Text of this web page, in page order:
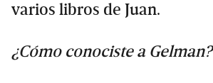
varios libros de Juan.
¿Cómo conociste a Gelman?